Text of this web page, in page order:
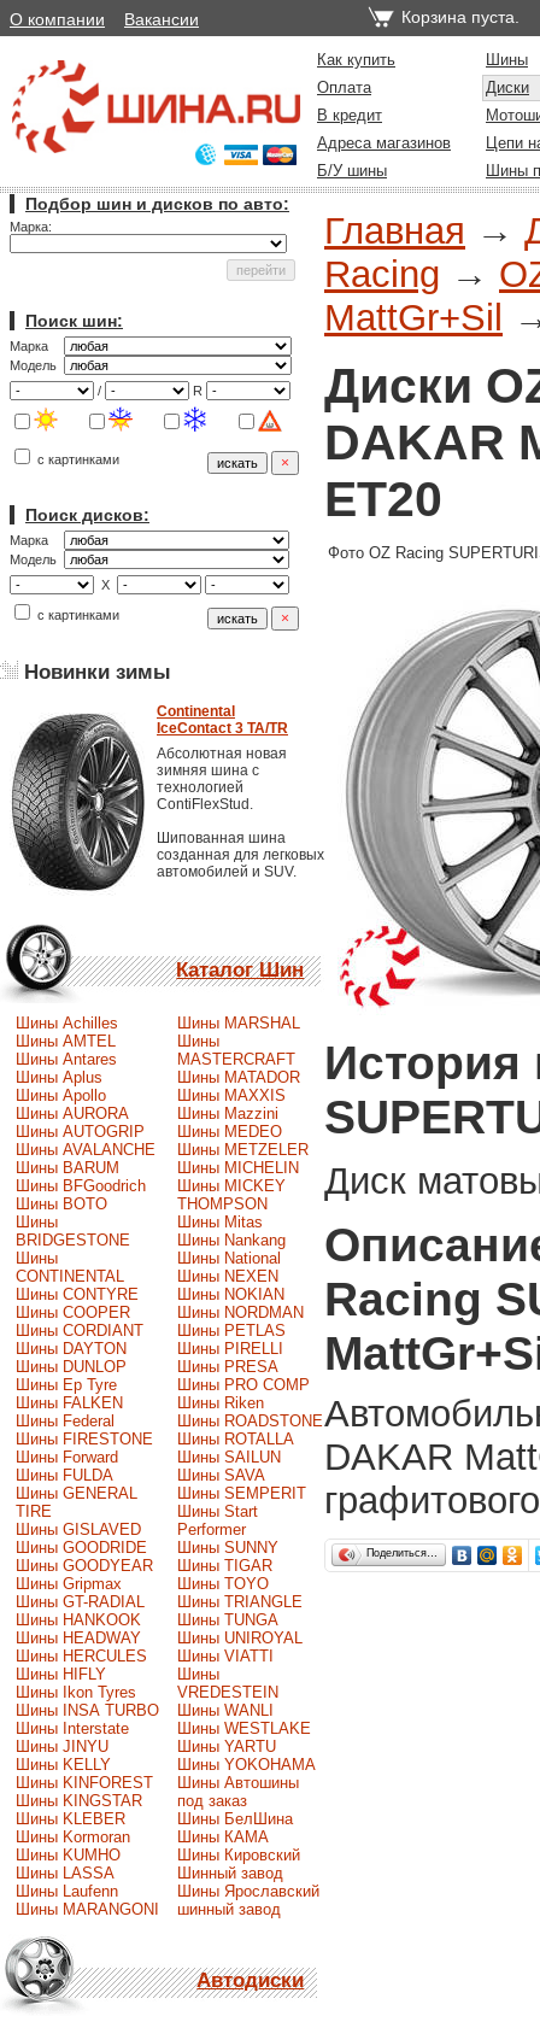
О компании Вакансии Корзина пуста.
Как купить
Шины
Оплата
Диски
В кредит
Адреса магазинов
Цепи
Б/У шины
Шины
Подбор шин и дисков по авто:
Марка:
Поиск шин:
Марка
Модель
/
R
с картинками
Поиск дисков:
Марка
Модель
X
с картинками
Новинки зимы
Continental
IceContact 3 TA/TR
Абсолютная новая
зимняя шина с
технологией
ContiFlexStud.
Шипованная шина
созданная для легковых
автомобилей и SUV.
Каталог Шин
Шины Achilles
Шины AMTEL
Шины Antares
Шины Aplus
Шины Apollo
Шины AURORA
Шины AUTOGRIP
Шины AVALANCHE
Шины BARUM
Шины BFGoodrich
Шины BOTO
Шины
BRIDGESTONE
Шины
CONTINENTAL
Шины CONTYRE
Шины COOPER
Шины CORDIANT
Шины DAYTON
Шины DUNLOP
Шины Ep Tyre
Шины FALKEN
Шины Federal
Шины FIRESTONE
Шины Forward
Шины FULDA
Шины GENERAL
TIRE
Шины GISLAVED
Шины GOODRIDE
Шины GOODYEAR
Шины Gripmax
Шины GT-RADIAL
Шины HANKOOK
Шины HEADWAY
Шины HERCULES
Шины HIFLY
Шины Ikon Tyres
Шины INSA TURBO
Шины Interstate
Шины JINYU
Шины KELLY
Шины KINFOREST
Шины KINGSTAR
Шины KLEBER
Шины Kormoran
Шины KUMHO
Шины LASSA
Шины Laufenn
Шины MARANGONI
Шины MARSHAL
Шины
MASTERCRAFT
Шины MATADOR
Шины MAXXIS
Шины Mazzini
Шины MEDEO
Шины METZELER
Шины MICHELIN
Шины MICKEY
THOMPSON
Шины Mitas
Шины Nankang
Шины National
Шины NEXEN
Шины NOKIAN
Шины NORDMAN
Шины PETLAS
Шины PIRELLI
Шины PRESA
Шины PRO COMP
Шины Riken
Шины ROADSTONE
Шины ROTALLA
Шины SAILUN
Шины SAVA
Шины SEMPERIT
Шины Start
Performer
Шины SUNNY
Шины TIGAR
Шины TOYO
Шины TRIANGLE
Шины TUNGA
Шины UNIROYAL
Шины VIATTI
Шины
VREDESTEIN
Шины WANLI
Шины WESTLAKE
Шины YARTU
Шины YOKOHAMA
Шины Автошины
под заказ
Шины БелШина
Шины КАМА
Шины Кировский
Шинный завод
Шины Ярославский
шинный завод
Автодиски
Главная →
Racing →
MattGr+Sil
Диски
DAKAR
ET20
Фото OZ Racing
История
Диск
Racing
DAKAR
Поделиться…